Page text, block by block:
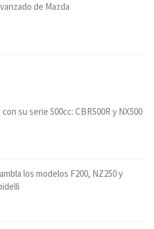
de Mazda
su serie 500cc: CBR500R y NX500
los modelos F200, NZ250 y